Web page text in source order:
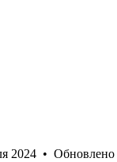
2024 • Обновлено